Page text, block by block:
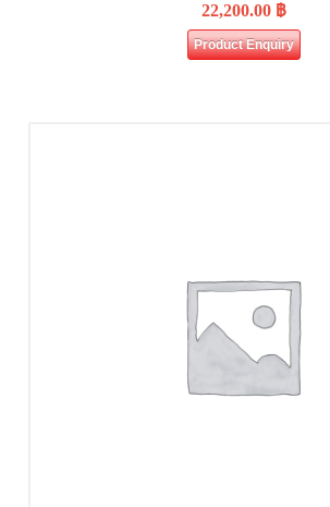
22,200.00 ฿
Product Enquiry